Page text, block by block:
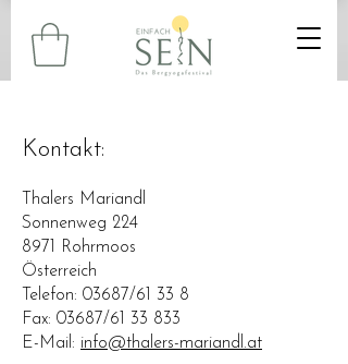
Kontakt:
Thalers Mariandl
Sonnenweg 224
8971 Rohrmoos
Österreich
Telefon: 03687/61 33 8
Fax: 03687/61 33 833
E-Mail: info@thalers-mariandl.at